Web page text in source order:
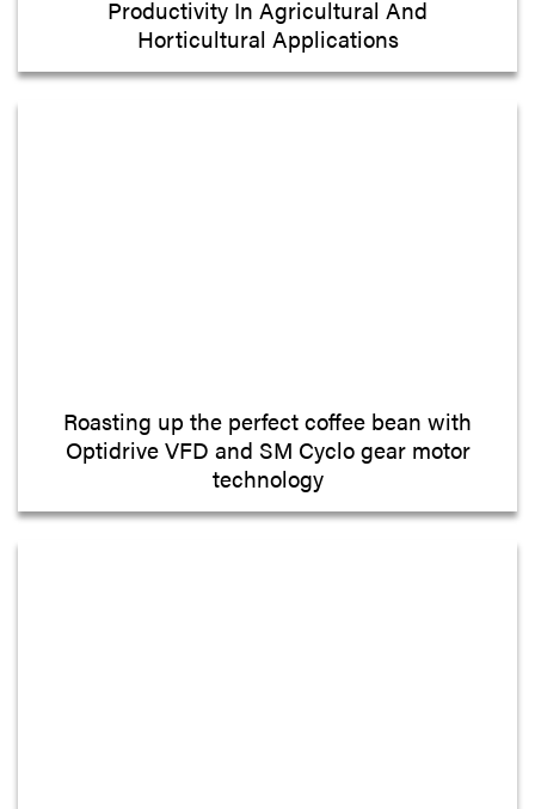
Productivity In Agricultural And
Horticultural Applications
Roasting up the perfect coffee bean with
Optidrive VFD and SM Cyclo gear motor
technology